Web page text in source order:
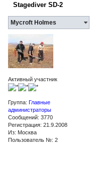
Stagediver SD-2
Mycroft Holmes
Активный участник
Группа: Главные
администраторы
Сообщений: 3770
Регистрация: 21.9.2008
Из: Москва
Пользователь №: 2